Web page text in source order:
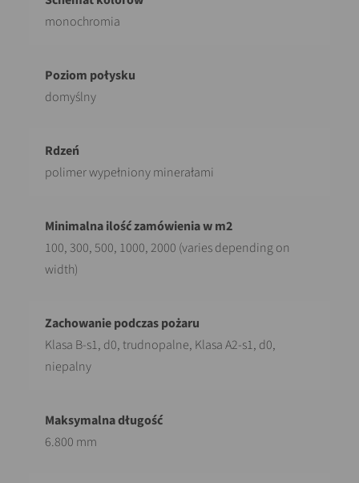
monochromia
domyślny
polimer wypełniony minerałami
100, 300, 500, 1000, 2000 (varies depending on
width)
Klasa B-s1, d0, trudnopalne, Klasa A2-s1, d0,
niepalny
6.800 mm